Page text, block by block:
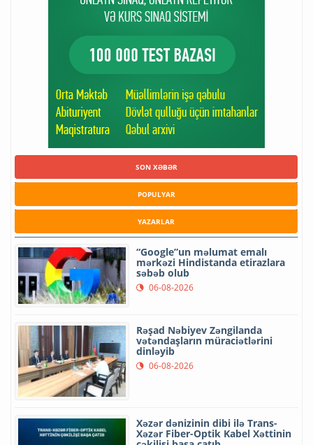
SON XƏBƏR
POPULYAR
YAZARLAR
“Google”un məlumat emalı
mərkəzi Hindistanda etirazlara
səbəb olub
06-08-2026
Rəşad Nəbiyev Zəngilanda
vətəndaşların müraciətlərini
dinləyib
06-08-2026
Xəzər dənizinin dibi ilə Trans-
Xəzər Fiber-Optik Kabel Xəttinin